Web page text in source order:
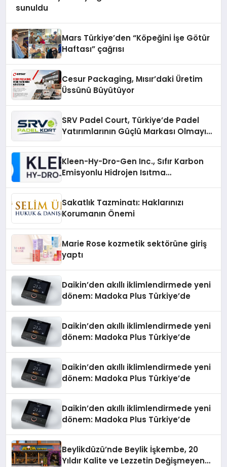
sunuldu
Mars Türkiye’den “Köpeğini İşe Götür
Haftası” çağrısı
Cesur Packaging, Mısır’daki Üretim
Üssünü Büyütüyor
SRV Padel Court, Türkiye’de Padel
Yatırımlarının Güçlü Markası Olmayı
Kleen-Hy-Dro-Gen Inc., Sıfır Karbon
Emisyonlu Hidrojen Isıtma
Sakatlık Tazminatı: Haklarınızı
Korumanın Önemi
Marie Rose kozmetik sektörüne giriş
yaptı
Daikin’den akıllı iklimlendirmede yeni
dönem: Madoka Plus Türkiye’de
Daikin’den akıllı iklimlendirmede yeni
dönem: Madoka Plus Türkiye’de
Daikin’den akıllı iklimlendirmede yeni
dönem: Madoka Plus Türkiye’de
Daikin’den akıllı iklimlendirmede yeni
dönem: Madoka Plus Türkiye’de
Beylikdüzü’nde Beylik İşkembe, 20
Yıldır Kalite ve Lezzetin Değişmeyen